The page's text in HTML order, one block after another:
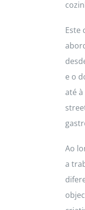
Este
e o
até
Ao
a